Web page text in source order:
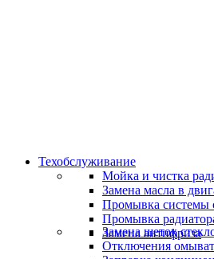
Техобслуживание
Мойка и чистка
Замена масла в
Промывка системы
Промывка
Замена антифриза
Замена щеток
Отключения